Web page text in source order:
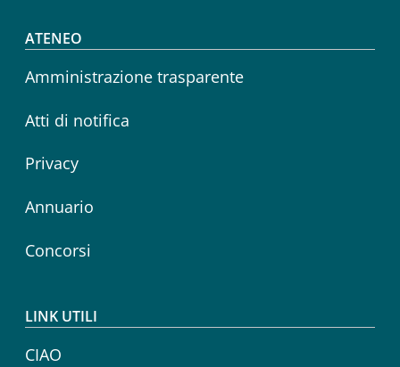
Footer menu
ATENEO
Amministrazione trasparente
Atti di notifica
Privacy
Annuario
Concorsi
LINK UTILI
CIAO